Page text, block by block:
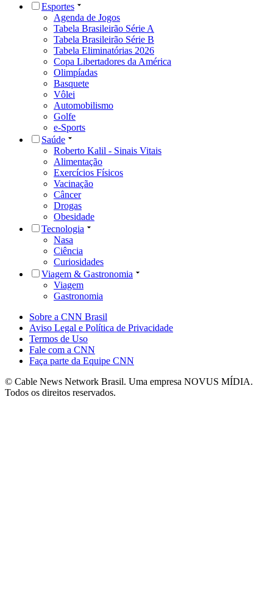
Esportes
Agenda de Jogos
Tabela Brasileirão Série A
Tabela Brasileirão Série B
Tabela Eliminatórias 2026
Copa Libertadores da América
Olimpíadas
Basquete
Vôlei
Automobilismo
Golfe
e-Sports
Saúde
Roberto Kalil - Sinais Vitais
Alimentação
Exercícios Físicos
Vacinação
Câncer
Drogas
Obesidade
Tecnologia
Nasa
Ciência
Curiosidades
Viagem & Gastronomia
Viagem
Gastronomia
Sobre a CNN Brasil
Aviso Legal e Política de Privacidade
Termos de Uso
Fale com a CNN
Faça parte da Equipe CNN
© Cable News Network Brasil. Uma empresa NOVUS MÍDIA.
Todos os direitos reservados.